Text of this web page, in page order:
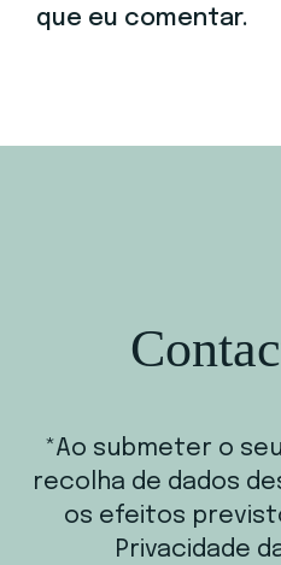
que eu comentar.
*Ao submeter o
recolha de dados
os efeitos
Privacidade